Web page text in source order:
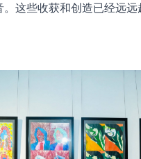
。这些收获和创造已经远远